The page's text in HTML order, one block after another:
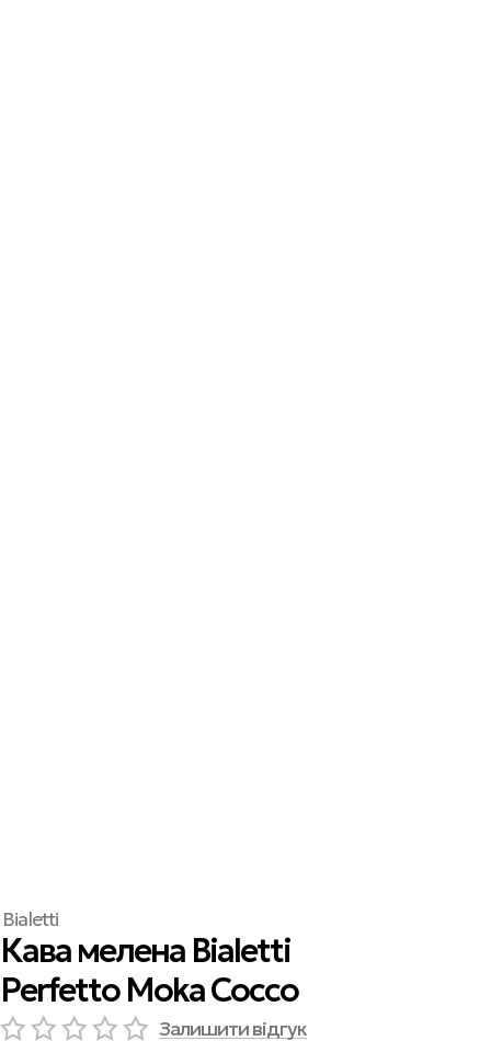
Bialetti
Кава мелена Bialetti
Perfetto Moka Cocco
Залишити відгук